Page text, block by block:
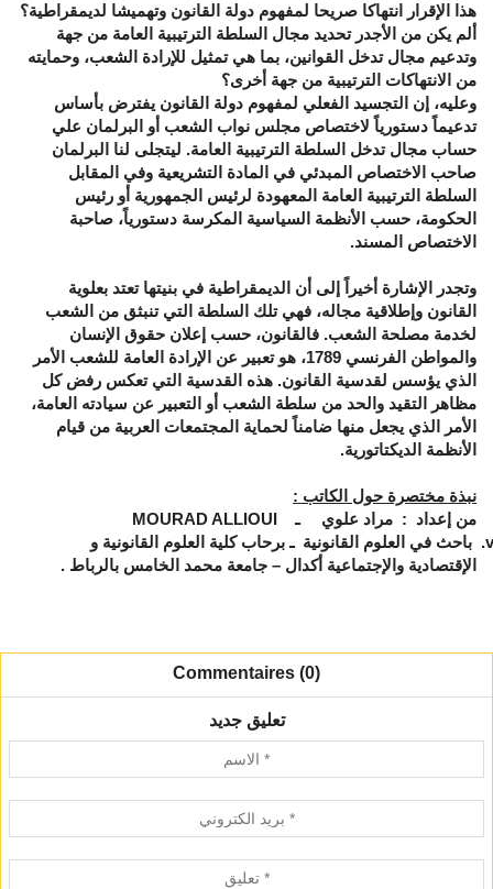
هذا الإقرار انتهاكا صريحا لمفهوم دولة القانون وتهميشا لديمقراطية؟
ألم يكن من الأجدر تحديد مجال السلطة الترتيبية العامة من جهة
وتدعيم مجال تدخل القوانين، بما هي تمثيل للإرادة الشعب، وحمايته
من الانتهاكات الترتيبية من جهة أخرى؟
وعليه، إن التجسيد الفعلي لمفهوم دولة القانون يفترض بأساس
تدعيماً دستورياً لاختصاص مجلس نواب الشعب أو البرلمان علي
حساب مجال تدخل السلطة الترتيبية العامة. ليتجلى لنا البرلمان
صاحب الاختصاص المبدئي في المادة التشريعية وفي المقابل
السلطة الترتيبية العامة المعهودة لرئيس الجمهورية أو رئيس
الحكومة، حسب الأنظمة السياسية المكرسة دستورياً، صاحبة
الاختصاص المسند.
وتجدر الإشارة أخيراً إلى أن الديمقراطية في بنيتها تعتد بعلوية
القانون وإطلاقية مجاله، فهي تلك السلطة التي تنبثق من الشعب
لخدمة مصلحة الشعب. فالقانون، حسب إعلان حقوق الإنسان
والمواطن الفرنسي 1789، هو تعبير عن الإرادة العامة للشعب الأمر
الذي يؤسس لقدسية القانون. هذه القدسية التي تعكس رفض كل
مظاهر التقيد والحد من سلطة الشعب أو التعبير عن سيادته العامة،
الأمر الذي يجعل منها ضامناً لحماية المجتمعات العربية من قيام
الأنظمة الديكتاتورية.
نبذة مختصرة حول الكاتب :
من إعداد : مراد علوي ـ MOURAD ALLIOUI
باحث في العلوم القانونية ـ برحاب كلية العلوم القانونية و
الإقتصادية والإجتماعية أكدال – جامعة محمد الخامس بالرباط .
Commentaires (0)
تعليق جديد